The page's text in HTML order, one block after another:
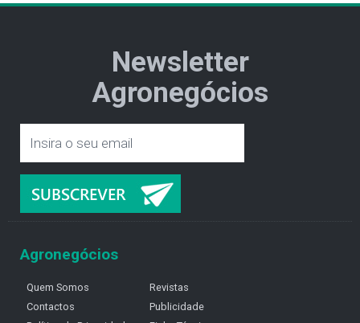
Newsletter
Agronegócios
Agronegócios
Quem Somos
Contactos
Revistas
Publicidade